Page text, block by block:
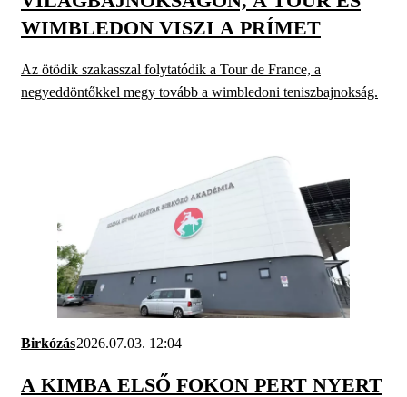
WIMBLEDON VISZI A PRÍMET
Az ötödik szakasszal folytatódik a Tour de France, a
negyeddöntőkkel megy tovább a wimbledoni teniszbajnokság.
Birkózás2026.07.03. 12:04
A KIMBA ELSŐ FOKON PERT NYERT